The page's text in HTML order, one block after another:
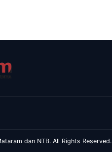
dan NTB. All Rights Reserved.